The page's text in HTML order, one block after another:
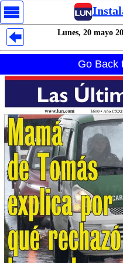
Lunes, 20 mayo
Go Back
Despliegues
Despliegues Totales
Despliegues por